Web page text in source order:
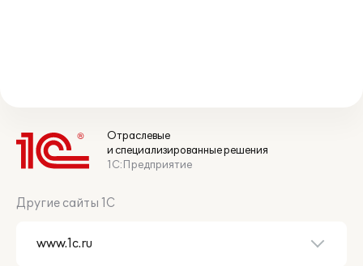
Отраслевые
и специализированные решения
1С:Предприятие
Другие сайты 1С